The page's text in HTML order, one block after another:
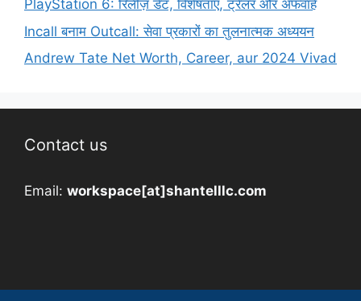
PlayStation 6: रिलीज़ डेट, विशेषताएं, ट्रेलर और अफवाहें
Incall बनाम Outcall: सेवा प्रकारों का तुलनात्मक अध्ययन
Andrew Tate Net Worth, Career, aur 2024 Vivad
Contact us
Email: workspace[at]shantelllc.com